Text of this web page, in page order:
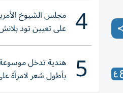
4 مجلس الشيوخ
على تعيين تود
5 هندية تدخل
بأطول شعر لامرأة